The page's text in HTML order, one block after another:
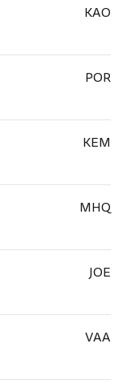
KAO
POR
KEM
MHQ
JOE
VAA